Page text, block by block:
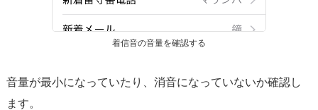
着信音の音量を確認する
音量が最小になっていたり、消音になっていないか確認し
ます。